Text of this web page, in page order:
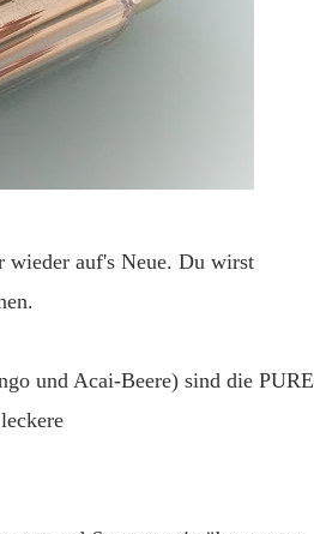
wieder auf's Neue. Du wirst
und Acai-Beere) sind die PURE